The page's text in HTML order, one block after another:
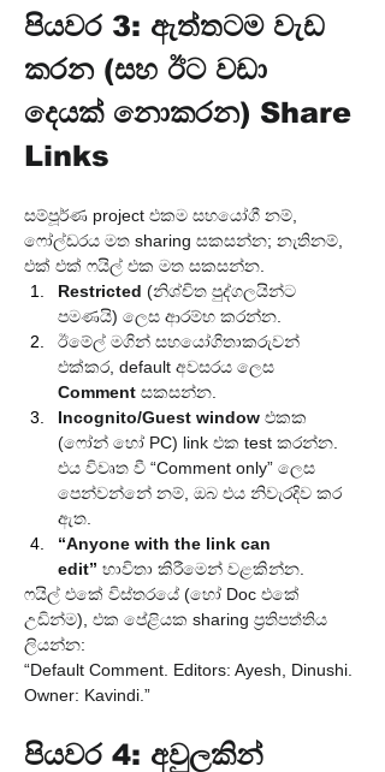
පියවර 3: ඇත්තටම වැඩ
කරන (සහ ඊට වඩා
දෙයක් නොකරන) Share
Links
සම්පූර්ණ project එකම සහයෝගී නම්,
ෆෝල්ඩරය මත sharing සකසන්න; නැතිනම්,
එක් එක් ෆයිල් එක මත සකසන්න.
Restricted (නිශ්චිත පුද්ගලයින්ට
පමණයි) ලෙස ආරම්භ කරන්න.
ඊමේල් මගින් සහයෝගිතාකරුවන්
එක්කර, default අවසරය ලෙස
Comment සකසන්න.
Incognito/Guest window එකක
(ෆෝන් හෝ PC) link එක test කරන්න.
එය විවෘත වී “Comment only” ලෙස
පෙන්වන්නේ නම්, ඔබ එය නිවැරදිව කර
ඇත.
“Anyone with the link can
edit” භාවිතා කිරීමෙන් වළකින්න.
ෆයිල් එකේ විස්තරයේ (හෝ Doc එකේ
උඩින්ම), එක පේළියක sharing ප්‍රතිපත්තිය
ලියන්න:
“Default Comment. Editors: Ayesh, Dinushi.
Owner: Kavindi.”
පියවර 4: අවුලකින්